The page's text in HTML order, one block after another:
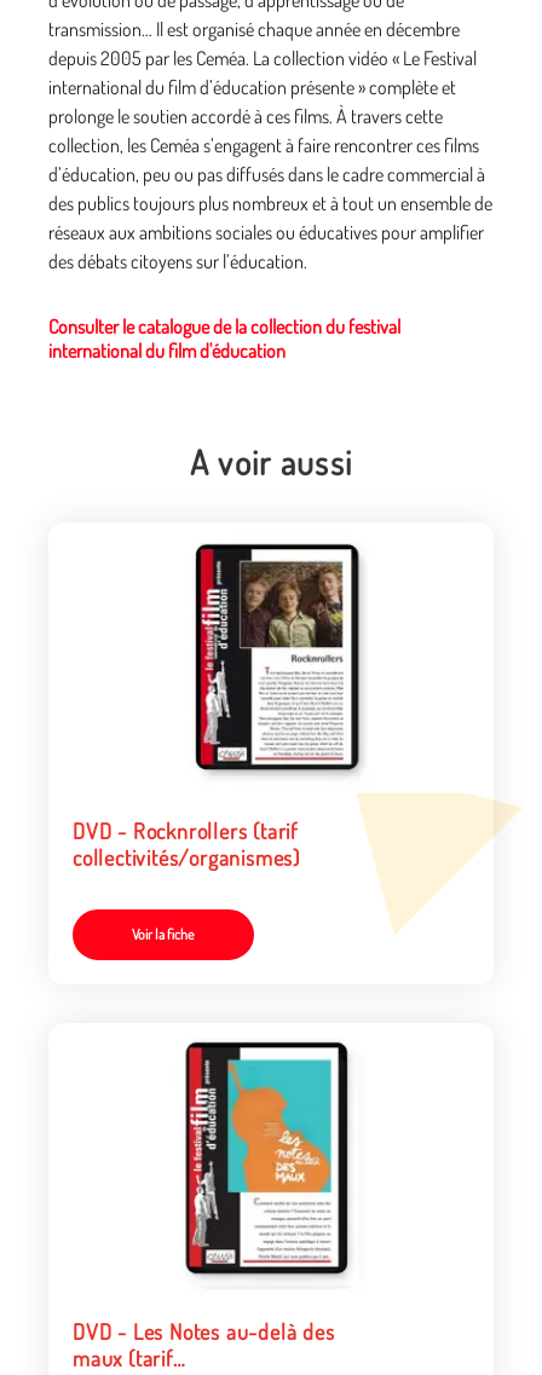
transmission… Il est organisé chaque année en décembre
depuis 2005 par les Ceméa. La collection vidéo « Le Festival
international du film d’éducation présente » complète et
prolonge le soutien accordé à ces films. À travers cette
collection, les Ceméa s’engagent à faire rencontrer ces films
d’éducation, peu ou pas diffusés dans le cadre commercial à
des publics toujours plus nombreux et à tout un ensemble de
réseaux aux ambitions sociales ou éducatives pour amplifier
des débats citoyens sur l’éducation.
Consulter le catalogue de la collection du festival
international du film d'éducation
A voir aussi
DVD - Rocknrollers (tarif
collectivités/organismes)
Voir la fiche
DVD - Les Notes au-delà des
maux (tarif